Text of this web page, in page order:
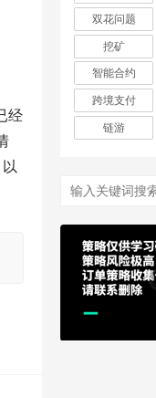
经
双花问题
挖矿
智能合约
跨境支付
链游